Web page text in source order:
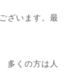
n
ざいます。最
多くの方は人